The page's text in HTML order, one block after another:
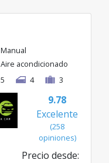
Manual
Aire acondicionado
5
4 3
9.78
Excelente
(258
opiniones)
Precio desde: